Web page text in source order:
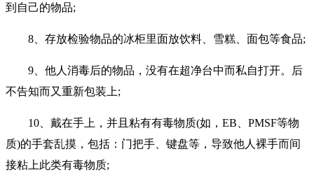
到自己的物品;
8、存放检验物品的冰柜里面放饮料、雪糕、面包等食品;
9、他人消毒后的物品，没有在超净台中而私自打开。后
不告知而又重新包装上;
10、戴在手上，并且粘有有毒物质(如，EB、PMSF等物
质)的手套乱摸，包括：门把手、键盘等，导致他人裸手而间
接粘上此类有毒物质;